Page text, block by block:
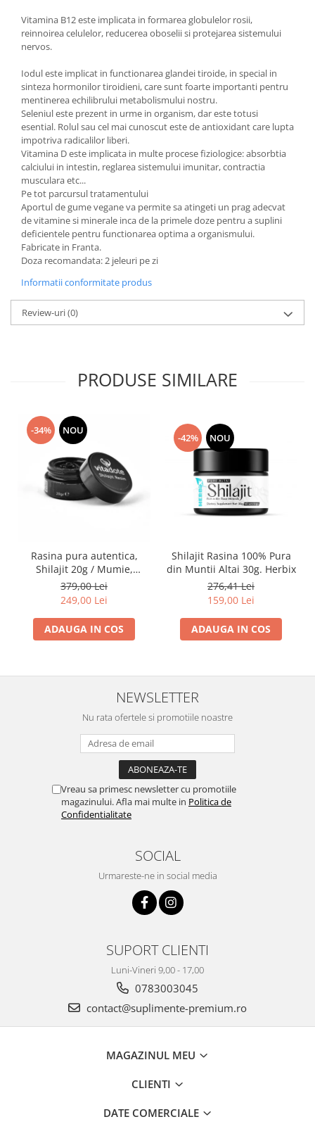
Vitamina B12 este implicata in formarea globulelor rosii,
reinnoirea celulelor, reducerea oboselii si protejarea sistemului
nervos.
Iodul este implicat in functionarea glandei tiroide, in special in
sinteza hormonilor tiroidieni, care sunt foarte importanti pentru
mentinerea echilibrului metabolismului nostru.
Seleniul este prezent in urme in organism, dar este totusi
esential. Rolul sau cel mai cunoscut este de antioxidant care lupta
impotriva radicalilor liberi.
Vitamina D este implicata in multe procese fiziologice: absorbtia
calciului in intestin, reglarea sistemului imunitar, contractia
musculara etc...
Pe tot parcursul tratamentului
Aportul de gume vegane va permite sa atingeti un prag adecvat
de vitamine si minerale inca de la primele doze pentru a suplini
deficientele pentru functionarea optima a organismului.
Fabricate in Franta.
Doza recomandata: 2 jeleuri pe zi
Informatii conformitate produs
Review-uri(0)
PRODUSE SIMILARE
-34% NOU
Rasina pura autentica,
Shilajit 20g / Mumie,
Vitamine si Micronutrienti -
Vitadote
379,00 Lei
249,00 Lei
ADAUGA IN COS
-42% NOU
Shilajit Rasina 100% Pura
din Muntii Altai 30g. Herbix
276,41 Lei
159,00 Lei
ADAUGA IN COS
NEWSLETTER
Nu rata ofertele si promotiile noastre
Vreau sa primesc newsletter cu promotiile
magazinului. Afla mai multe in Politica de
Confidentialitate
SOCIAL
Urmareste-ne in social media
SUPORT CLIENTI
Luni-Vineri 9,00 - 17,00
0783003045
contact@suplimente-premium.ro
MAGAZINUL MEU
CLIENTI
DATE COMERCIALE